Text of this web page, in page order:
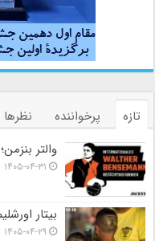
تازه پرخواننده نظرها
والتر
۱۴۰۵-۰۴-۳۱
بیتار
۱۴۰۵-۰۴-۲۹